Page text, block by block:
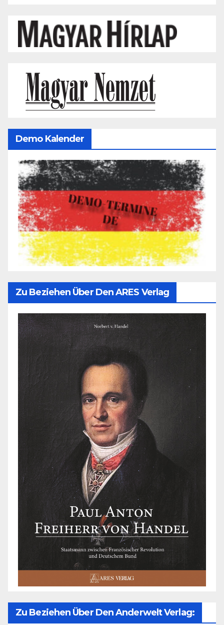
Demo Kalender
Zu Beziehen Über Den ARES Verlag
Zu Beziehen Über Den Anderwelt Verlag: